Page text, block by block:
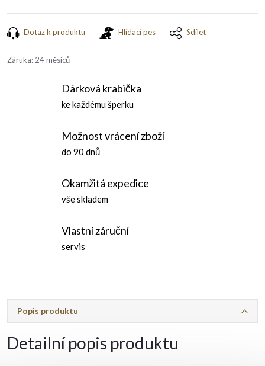
Dotaz k produktu Hlídací pes Sdílet
Záruka: 24 měsíců
Dárková krabička
ke každému šperku
Možnost vrácení zboží
do 90 dnů
Okamžitá expedice
vše skladem
Vlastní záruční
servis
Popis produktu
Detailní popis produktu